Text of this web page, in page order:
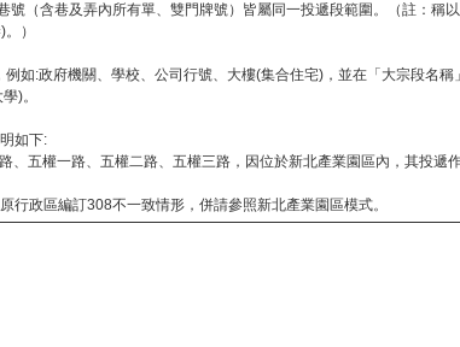
（含巷及弄內所有單、雙門牌號）皆屬同一投遞段範圍。（註：稱
）
如:政府機關、學校、公司行號、大樓(集合住宅)，並在「大宗段名
)。
如下:
五權一路、五權二路、五權三路，因位於新北產業園區內，其投遞
政區編訂308不一致情形，併請參照新北產業園區模式。